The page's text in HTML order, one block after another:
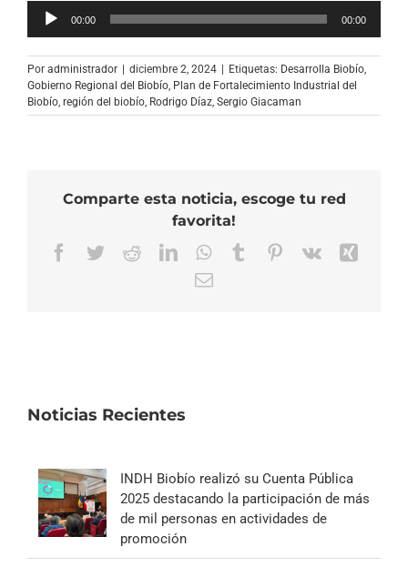
Reproductor
00:00 00:00
Por administrador diciembre 2, 2024 Etiquetas: Desarrolla Biobío,
Gobierno Regional del Biobío, Plan de Fortalecimiento Industrial del
Biobío, región del biobío, Rodrigo Díaz, Sergio Giacaman
Comparte esta noticia, escoge tu red
favorita!
Facebook
TwitterRedditLinkedInWhatsApp
TumblrPinterest
Vk
Correo
Noticias Recientes
INDH Biobío realizó su Cuenta Pública
2025 destacando la participación de más
de mil personas en actividades de
promoción